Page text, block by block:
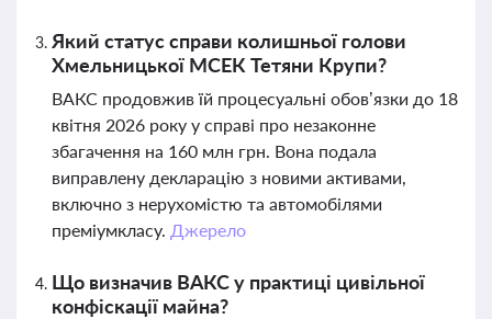
Який статус справи колишньої голови
Хмельницької МСЕК Тетяни Крупи?
ВАКС продовжив їй процесуальні обов’язки до 18
квітня 2026 року у справі про незаконне
збагачення на 160 млн грн. Вона подала
виправлену декларацію з новими активами,
включно з нерухомістю та автомобілями
преміумкласу. Джерело
Що визначив ВАКС у практиці цивільної
конфіскації майна?